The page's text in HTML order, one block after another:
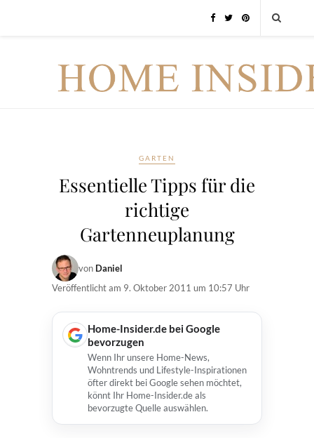
GARTEN
Essentielle Tipps für die
richtige
Gartenneuplanung
von Daniel
Veröffentlicht am 9. Oktober 2011 um 10:57 Uhr
Home-Insider.de bei Google
bevorzugen
Wenn Ihr unsere Home-News,
Wohntrends und Lifestyle-Inspirationen
öfter direkt bei Google sehen möchtet,
könnt Ihr Home-Insider.de als
bevorzugte Quelle auswählen.